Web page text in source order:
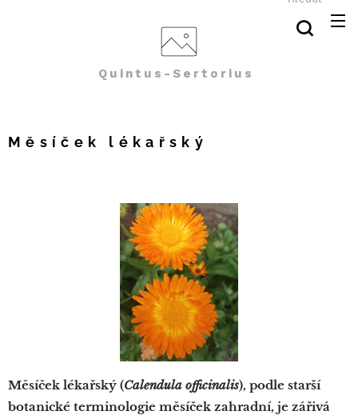
Quintus-Sertorius
Měsíček lékařský
Měsíček lékařský (Calendula officinalis), podle starší
botanické terminologie měsíček zahradní, je zářivá